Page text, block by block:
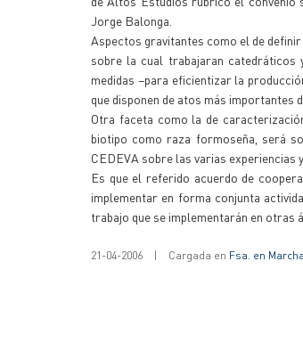
Jorge Balonga.
Aspectos gravitantes como el de
sobre la cual trabajaran
medidas –para eficientizar la
que disponen de atos más importantes
Otra faceta como la de
biotipo como raza formoseña, será
CEDEVA sobre las varias experiencias
Es que el referido acuerdo de
implementar en forma conjunta
trabajo que se implementarán en otras
21-04-2006 | Cargada en Fsa. en Marcha